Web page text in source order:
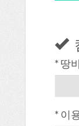
* 땅
* 이